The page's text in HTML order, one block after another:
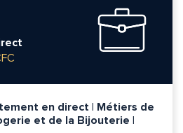
en direct | Métiers de
et de la Bijouterie |